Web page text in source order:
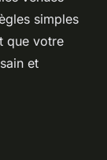
simples
que votre
et